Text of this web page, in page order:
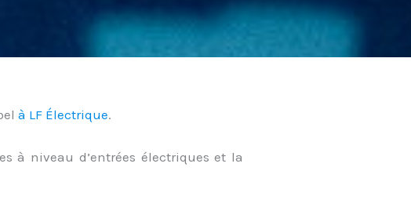
à LF Électrique.
à niveau d’entrées électriques et la